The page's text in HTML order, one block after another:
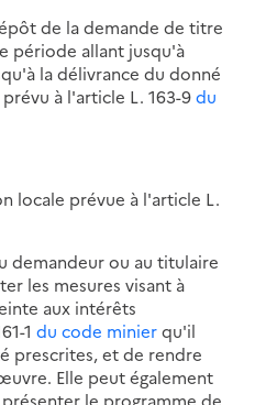
de la demande de titre
période allant jusqu'à
la délivrance du donné
à l'article L. 163-9du
locale prévue à l'article L.
demandeur ou au titulaire
les mesures visant à
aux intérêts
1 du code minierqu'il
prescrites, et de rendre
Elle peut également
le programme de